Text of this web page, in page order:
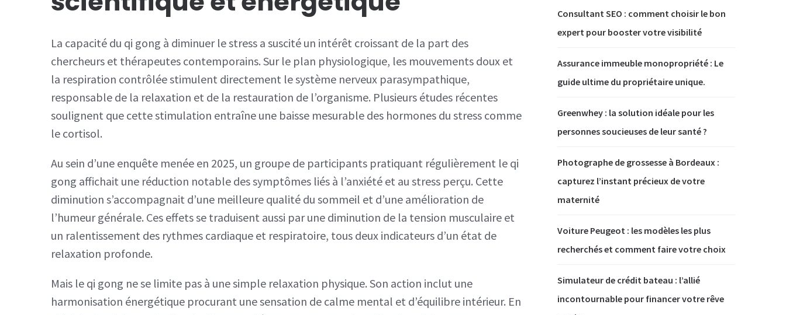
La capacité du qi gong à diminuer le stress a suscité un intérêt croissant de la part des
chercheurs et thérapeutes contemporains. Sur le plan physiologique, les mouvements doux et
la respiration contrôlée stimulent directement le système nerveux parasympathique,
responsable de la relaxation et de la restauration de l’organisme. Plusieurs études récentes
soulignent que cette stimulation entraîne une baisse mesurable des hormones du stress comme
le cortisol.
Au sein d’une enquête menée en 2025, un groupe de participants pratiquant régulièrement le qi
gong affichait une réduction notable des symptômes liés à l’anxiété et au stress perçu. Cette
diminution s’accompagnait d’une meilleure qualité du sommeil et d’une amélioration de
l’humeur générale. Ces effets se traduisent aussi par une diminution de la tension musculaire et
un ralentissement des rythmes cardiaque et respiratoire, tous deux indicateurs d’un état de
relaxation profonde.
Mais le qi gong ne se limite pas à une simple relaxation physique. Son action inclut une
harmonisation énergétique procurant une sensation de calme mental et d’équilibre intérieur. En
Consultant SEO : comment choisir le bon
expert pour booster votre visibilité
Assurance immeuble monopropriété : Le
guide ultime du propriétaire unique.
Greenwhey : la solution idéale pour les
personnes soucieuses de leur santé ?
Photographe de grossesse à Bordeaux :
capturez l’instant précieux de votre
maternité
Voiture Peugeot : les modèles les plus
recherchés et comment faire votre choix
Simulateur de crédit bateau : l’allié
incontournable pour financer votre rêve